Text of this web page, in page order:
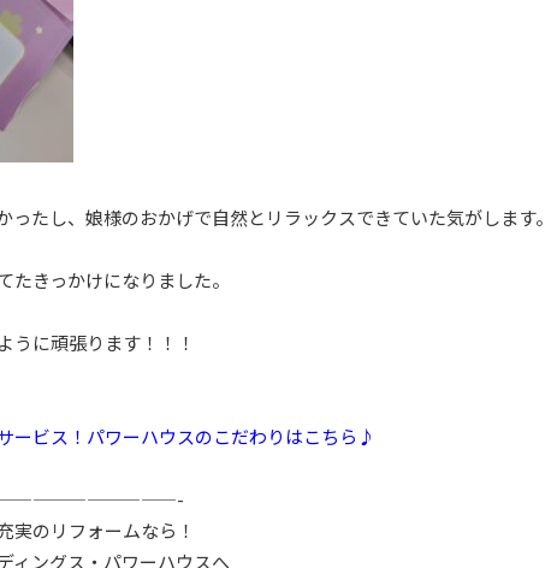
ったし、娘様のおかげで自然とリラックスできていた気がします。
たきっかけになりました。
うに頑張ります！！！
ービス！パワーハウスのこだわりはこちら♪
実のリフォームなら！
ィングス・パワーハウスへ